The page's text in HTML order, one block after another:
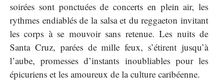
soirées sont ponctuées de concerts en plein air, les
rythmes endiablés de la salsa et du reggaeton invitant
les corps à se mouvoir sans retenue. Les nuits de
Santa Cruz, parées de mille feux, s’étirent jusqu’à
l’aube, promesses d’instants inoubliables pour les
épicuriens et les amoureux de la culture caribéenne.